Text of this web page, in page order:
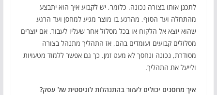
לתכנן אותו בצורה נכונה. כלומר, יש לקבוע איך הוא יתבצע
מהתחלה ועד הסוף, מהרגע בו מוצר מגיע למחסן ועד הרגע
שהוא יוצא אל הלקוח או בכל מסלול אחר שעליו לעבור. אם יוצרים
מסלולים קבועים ועומדים בהם, אז התהליך מתנהל בצורה
מסודרת, נכונה ונחסך לא מעט זמן. כך גם אפשר ללמוד מטעויות
ולייעל את התהליך.
איך מחסנים יכולים לעזור בהתנהלות לוגיסטית של עסק?